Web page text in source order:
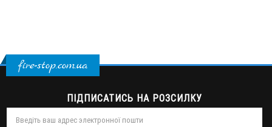
fire-stop.com.ua
ПІДПИСАТИСЬ НА РОЗСИЛКУ